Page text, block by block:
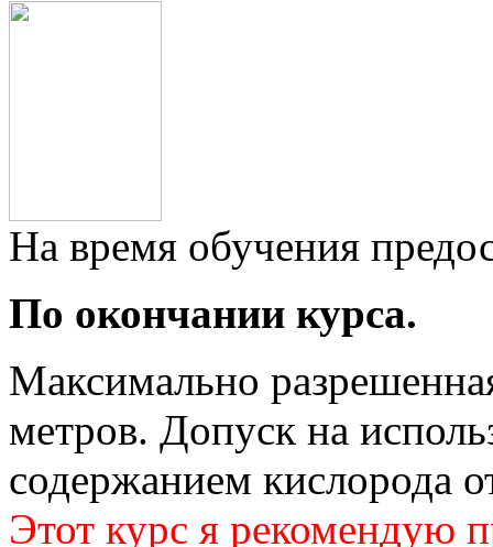
На время обучения
По окончании курса.
Максимально
метров. Допуск на
содержанием кислорода
Этот курс я рекомендую